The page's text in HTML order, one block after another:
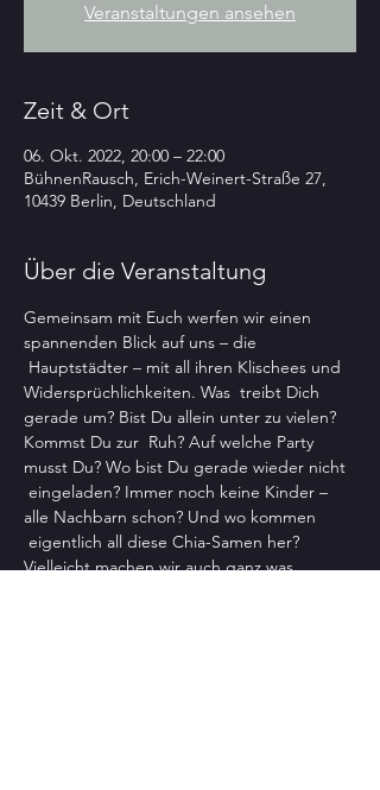
Veranstaltungen ansehen
Zeit & Ort
06. Okt. 2022, 20:00 – 22:00
BühnenRausch, Erich-Weinert-Straße 27,
10439 Berlin, Deutschland
Über die Veranstaltung
Gemeinsam mit Euch werfen wir einen
spannenden Blick auf uns – die
Hauptstädter – mit all ihren Klischees und
Widersprüchlichkeiten. Was  treibt Dich
gerade um? Bist Du allein unter zu vielen?
Kommst Du zur  Ruh? Auf welche Party
musst Du? Wo bist Du gerade wieder nicht
eingeladen? Immer noch keine Kinder –
alle Nachbarn schon? Und wo kommen
eigentlich all diese Chia-Samen her?
Vielleicht machen wir auch ganz was